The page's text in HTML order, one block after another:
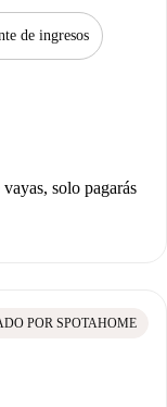
de ingresos
solo pagarás
POR SPOTAHOME